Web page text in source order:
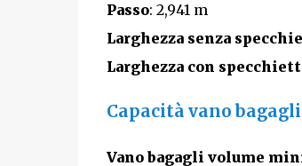
Passo: 2,941 m
Larghezza senza
Larghezza con
Capacità vano
Vano bagagli volume